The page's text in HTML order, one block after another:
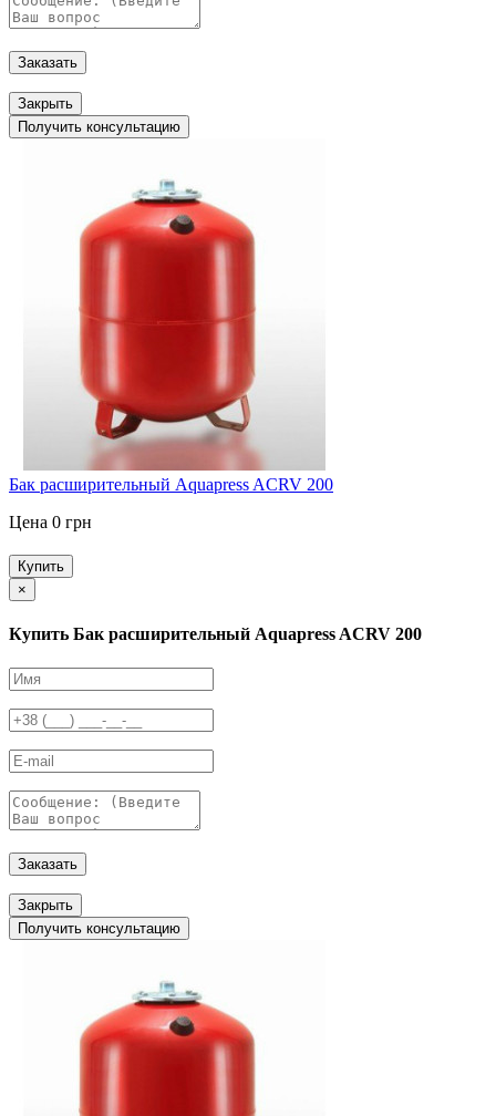
Заказать
Закрыть
Получить консультацию
Бак расширительный Aquapress ACRV 200
Цена 0 грн
Купить
×
Купить Бак расширительный Aquapress ACRV 200
Заказать
Закрыть
Получить консультацию